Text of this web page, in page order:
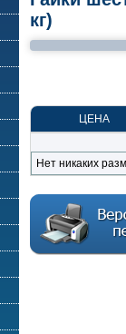
кг)
ЦЕНА
Нет никаких